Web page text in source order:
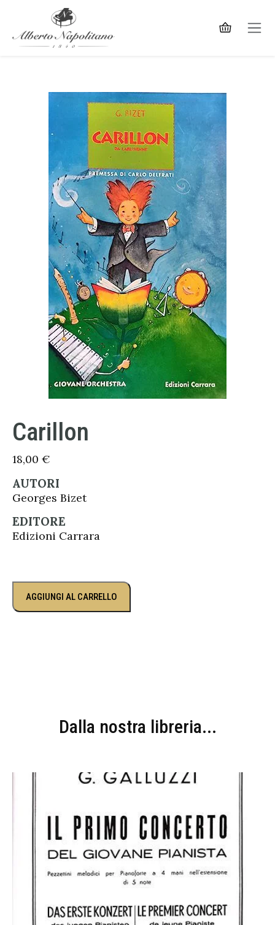
Carillon
18,00 €
AUTORI
Georges Bizet
EDITORE
Edizioni Carrara
AGGIUNGI AL CARRELLO
Dalla nostra libreria...